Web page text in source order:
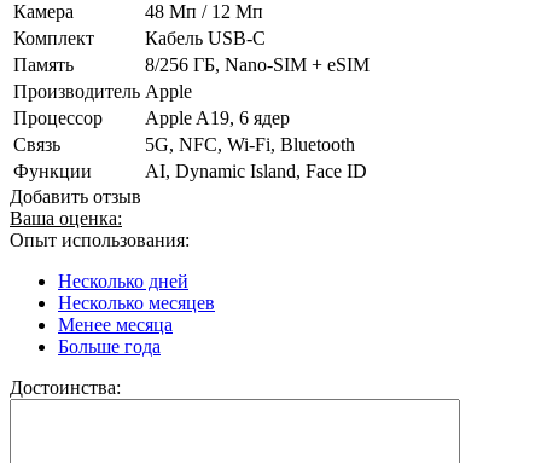
Камера
48 Мп / 12 Мп
Комплект
Кабель USB-C
Память
8/256 ГБ, Nano-SIM + eSIM
Производитель Apple
Процессор
Apple A19, 6 ядер
Связь
5G, NFC, Wi-Fi, Bluetooth
Функции
AI, Dynamic Island, Face ID
Добавить отзыв
Ваша оценка:
Опыт использования:
Несколько дней
Несколько месяцев
Менее месяца
Больше года
Достоинства: